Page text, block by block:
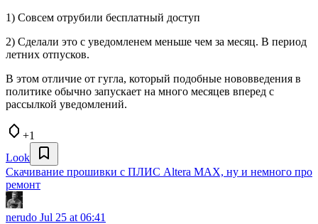
1) Совсем отрубили бесплатный доступ
2) Сделали это с уведомленем меньше чем за месяц. В период
летних отпусков.
В этом отличие от гугла, который подобные нововведения в
политике обычно запускает на много месяцев вперед с
рассылкой уведомлений.
+1
Look
Скачивание прошивки с ПЛИС Altera MAX, ну и немного про
ремонт
nerudo Jul 25 at 06:41